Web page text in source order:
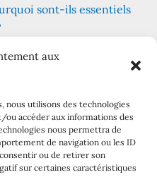
aux
nous utilisons des technologies
accéder aux informations des
nous permettra de
de navigation ou les ID
ou de retirer son
sur certaines caractéristiques
sont-ils essentiels
?
lutter contre le stress
variantes et conseils